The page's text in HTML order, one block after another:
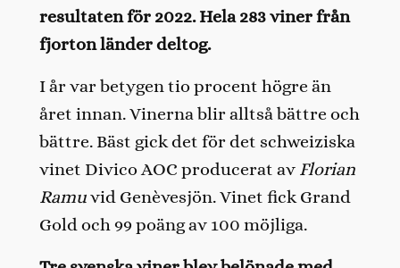
resultaten för 2022. Hela 283 viner från
fjorton länder deltog.
I år var betygen tio procent högre än
året innan. Vinerna blir alltså bättre och
bättre. Bäst gick det för det schweiziska
vinet Divico AOC producerat avFlorian
Ramuvid Genèvesjön. Vinet fick Grand
Gold och 99 poäng av 100 möjliga.